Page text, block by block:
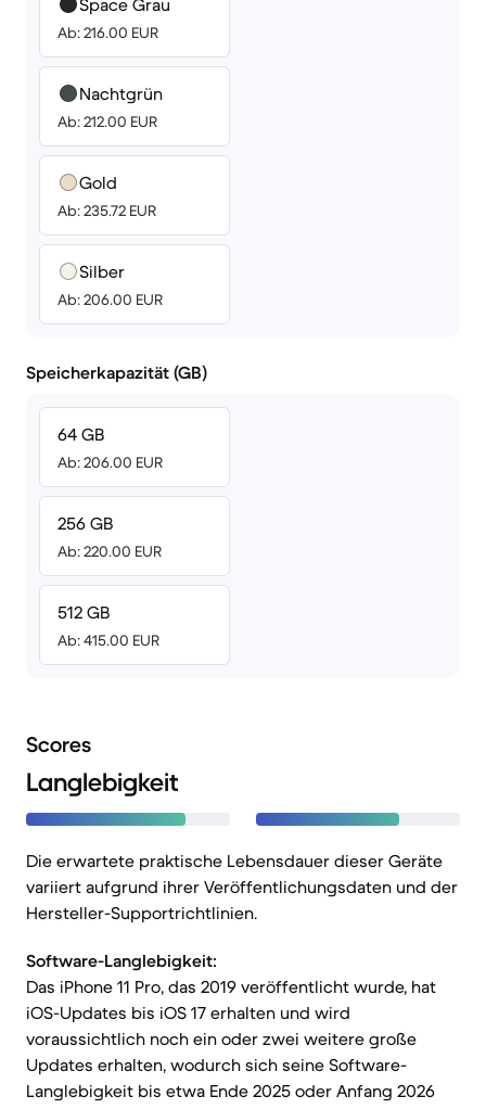
Space Grau
Ab: 216.00 EUR
Nachtgrün
Ab: 212.00 EUR
Gold
Ab: 235.72 EUR
Silber
Ab: 206.00 EUR
Speicherkapazität (GB)
64 GB
Ab: 206.00 EUR
256 GB
Ab: 220.00 EUR
512 GB
Ab: 415.00 EUR
Scores
Langlebigkeit
Die erwartete praktische Lebensdauer dieser Geräte
variiert aufgrund ihrer Veröffentlichungsdaten und der
Hersteller-Supportrichtlinien.
Software-Langlebigkeit:
Das iPhone 11 Pro, das 2019 veröffentlicht wurde, hat
iOS-Updates bis iOS 17 erhalten und wird
voraussichtlich noch ein oder zwei weitere große
Updates erhalten, wodurch sich seine Software-
Langlebigkeit bis etwa Ende 2025 oder Anfang 2026